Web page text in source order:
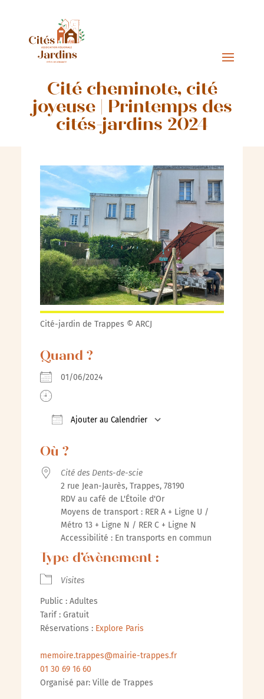
Cité cheminote, cité
joyeuse | Printemps des
cités-jardins 2024
Cité-jardin de Trappes © ARCJ
Quand ?
01/06/2024
Ajouter au Calendrier
Où ?
Cité des Dents-de-scie
2 rue Jean-Jaurès, Trappes, 78190
RDV au café de L'Étoile d'Or
Moyens de transport : RER A + Ligne U /
Métro 13 + Ligne N / RER C + Ligne N
Accessibilité : En transports en commun
Type d’évènement :
Visites
Public : Adultes
Tarif : Gratuit
Réservations : Explore Paris
memoire.trappes@mairie-trappes.fr
01 30 69 16 60
Organisé par: Ville de Trappes